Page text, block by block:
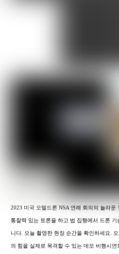
2023 미국 오텔드론 NSA 연례 회의의 놀라
통찰력 있는 토론을 하고 법 집행에서 드론
니다. 오늘 촬영한 현장 순간을 확인하세요.
의 힘을 실제로 목격할 수 있는 데모 비행시